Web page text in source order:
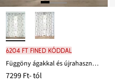
6204 Ft FINED kóddal
Függöny ágakkal és újrahasznosított poliészterrel (1 db)
7299 Ft- tól